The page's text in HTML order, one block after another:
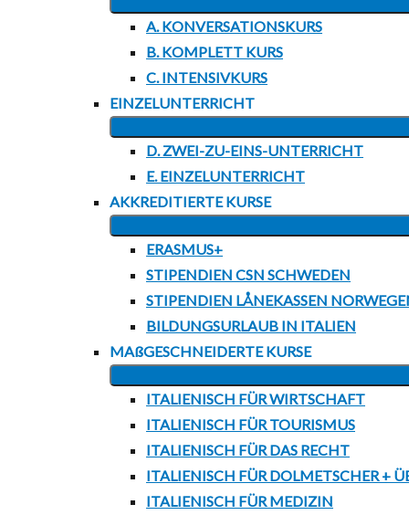
A. KONVERSATIONSKURS
B. KOMPLETT KURS
C. INTENSIVKURS
EINZELUNTERRICHT
D. ZWEI-ZU-EINS-UNTERRICHT
E. EINZELUNTERRICHT
AKKREDITIERTE KURSE
ERASMUS+
STIPENDIEN CSN SCHWEDEN
STIPENDIEN LÅNEKASSEN
BILDUNGSURLAUB IN ITALIEN
MAßGESCHNEIDERTE KURSE
ITALIENISCH FÜR WIRTSCHAFT
ITALIENISCH FÜR TOURISMUS
ITALIENISCH FÜR DAS RECHT
ITALIENISCH FÜR DOLMETSCHER +
ITALIENISCH FÜR MEDIZIN